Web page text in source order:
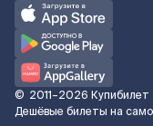
© 2011–2026 Купибилет
Дешёвые билеты на